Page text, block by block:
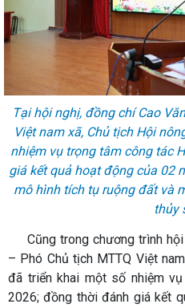
Tại hội nghị, đồng chí Cao
Việt nam xã, Chủ tịch Hội
nhiệm vụ trọng tâm công tác
giá kết quả hoạt động của 02
mô hình tích tụ ruộng đất và
thủy
Cũng trong chương trình hội
– Phó Chủ tịch MTTQ Việt
đã triển khai một số nhiệm
2026; đồng thời đánh giá kết